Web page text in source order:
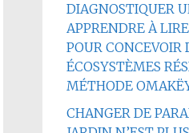
DIAGNOSTIQUER
APPRENDRE À
POUR CONCEVOIR
ÉCOSYSTÈMES
MÉTHODE
CHANGER DE